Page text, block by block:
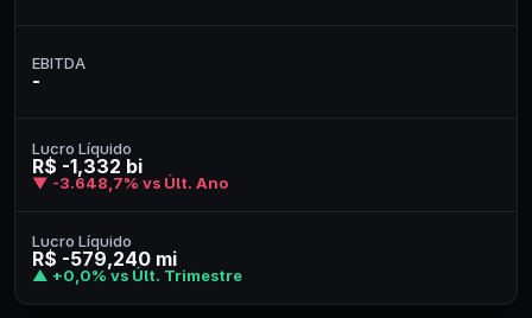
EBITDA
-
Lucro Líquido
R$ -1,332 bi
▼ -3.648,7% vs Últ. Ano
Lucro Líquido
R$ -579,240 mi
▲ +0,0% vs Últ. Trimestre